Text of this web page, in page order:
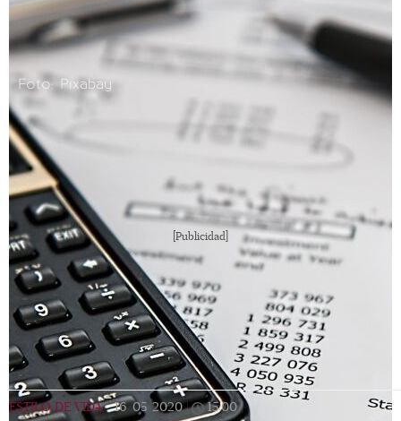
Foto: Pixabay
[Publicidad]
ESTILO DE VIDA | 16/05/2020 | 15:00 |